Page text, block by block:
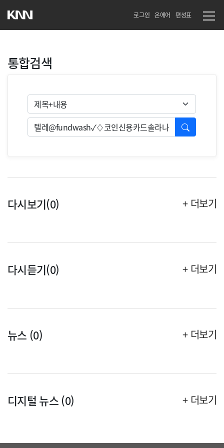
로그인 온에어 편성표
통합검색
검색유형
검색
다시보기(0) + 더보기
다시듣기(0) + 더보기
뉴스 (0) + 더보기
디지털 뉴스 (0) + 더보기